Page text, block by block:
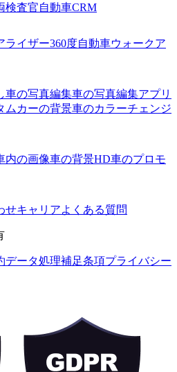
検査官自動車CRM
ライザー360度自動車ウォークア
車の写真編集車の写真編集アプリ
ムカーの背景車のカラーチェンジ
内の画像車の背景HD車のプロモ
せキャリアよくある質問
データ処理補足条項プライバシー